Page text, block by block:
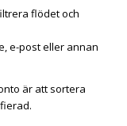
flödet och
e-post eller annan
är att sortera